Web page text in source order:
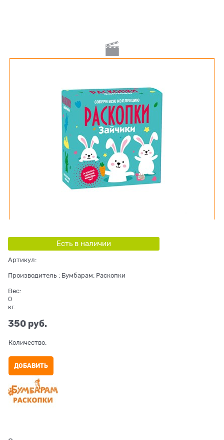
Есть в наличии
Артикул:
Производитель : Бумбарам: Раскопки
Вес:
0
кг.
350 руб.
Количество:
ДОБАВИТЬ